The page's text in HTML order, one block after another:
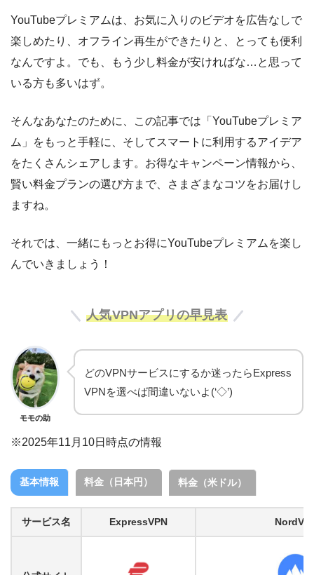
YouTubeプレミアムは、お気に入りのビデオを広告なしで
楽しめたり、オフライン再生ができたりと、とっても便利
なんですよ。でも、もう少し料金が安ければな…と思って
いる方も多いはず。
そんなあなたのために、この記事では「YouTubeプレミア
ム」をもっと手軽に、そしてスマートに利用するアイデア
をたくさんシェアします。お得なキャンペーン情報から、
賢い料金プランの選び方まで、さまざまなコツをお届けし
ますね。
それでは、一緒にもっとお得にYouTubeプレミアムを楽し
んでいきましょう！
人気VPNアプリの早見表
モモの助
どのVPNサービスにするか迷ったらExpress
VPNを選べば間違いないよ(‘◇’)ゞ
※2025年11月10日時点の情報
基本情報 料金（日本円） 料金（米ドル）
サービス名 ExpressVPN